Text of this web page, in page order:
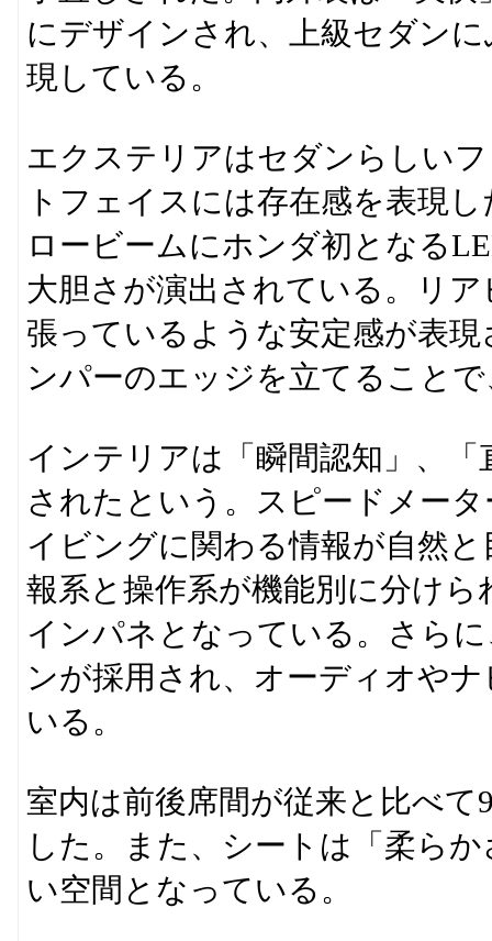
にデザインされ、上級セダン
現している。
エクステリアはセダンらしい
トフェイスには存在感を表現
ロービームにホンダ初となる
大胆さが演出されている。リ
張っているような安定感が表
ンパーのエッジを立てること
インテリアは「瞬間認知」、
されたという。スピードメー
イビングに関わる情報が自然
報系と操作系が機能別に分け
インパネとなっている。さら
ンが採用され、オーディオや
いる。
室内は前後席間が従来と比べ
した。また、シートは「柔ら
い空間となっている。